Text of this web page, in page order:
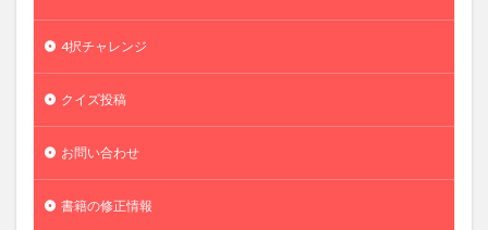
4択チャレンジ
クイズ投稿
お問い合わせ
書籍の修正情報